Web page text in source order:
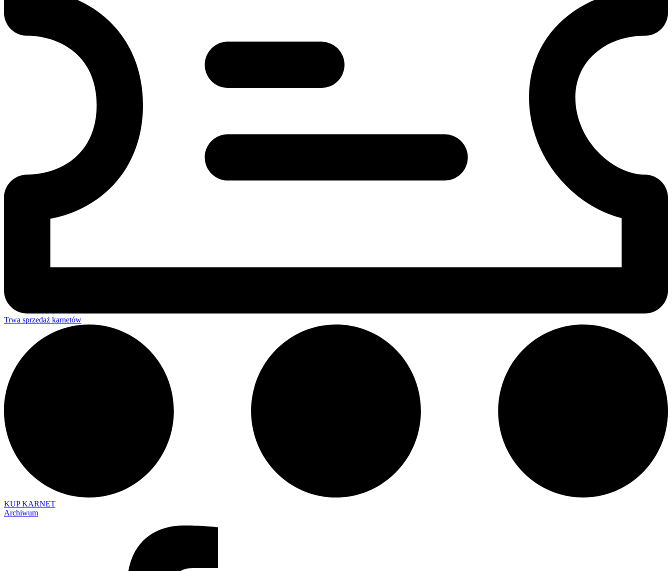
Trwa sprzedaż karnetów
KUP KARNET
Archiwum